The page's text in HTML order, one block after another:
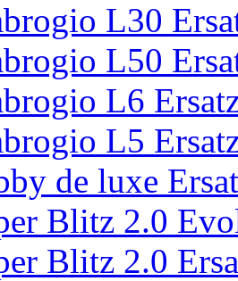
L30
L50
L6
L5
de luxe
Blitz 2.0
Blitz 2.0